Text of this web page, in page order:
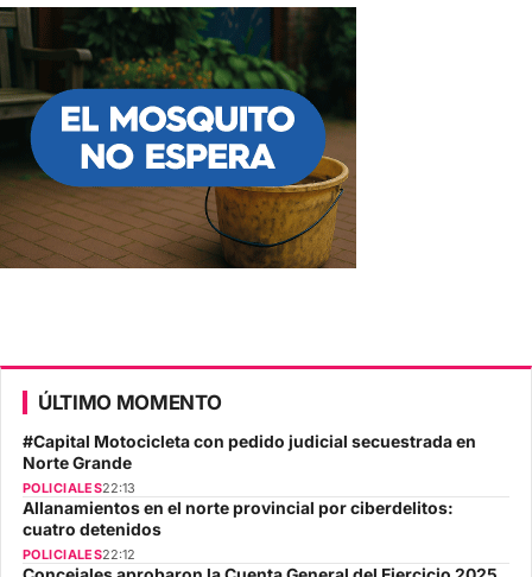
ÚLTIMO MOMENTO
#Capital Motocicleta con pedido judicial secuestrada en
Norte Grande
POLICIALES22:13
Allanamientos en el norte provincial por ciberdelitos:
cuatro detenidos
POLICIALES22:12